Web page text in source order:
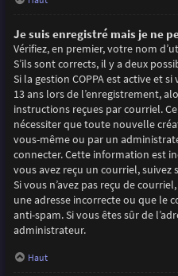
Je suis enregistré mais je ne
Vérifiez, en premier, votre nom
S’ils sont corrects, il y a deux
Si la gestion COPPA est active et
13 ans lors de l’enregistrement,
instructions reçues par courriel.
nécessiter que toute nouvelle
vous-même ou par un
connecter. Cette information est
vous avez reçu un courriel, suivez
Si vous n’avez pas reçu de
une adresse incorrecte ou que le
anti-spam. Si vous êtes sûr de
administrateur.
Haut